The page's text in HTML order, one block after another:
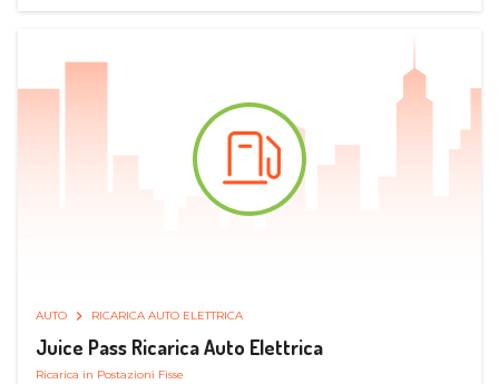
AUTO RICARICA AUTO ELETTRICA
Juice Pass Ricarica Auto Elettrica
Ricarica in Postazioni Fisse